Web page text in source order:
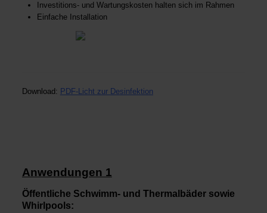
Investitions- und Wartungskosten halten sich im Rahmen
Einfache Installation
Download: PDF-Licht zur Desinfektion
Anwendungen 1
Öffentliche Schwimm- und Thermalbäder sowie
Whirlpools: